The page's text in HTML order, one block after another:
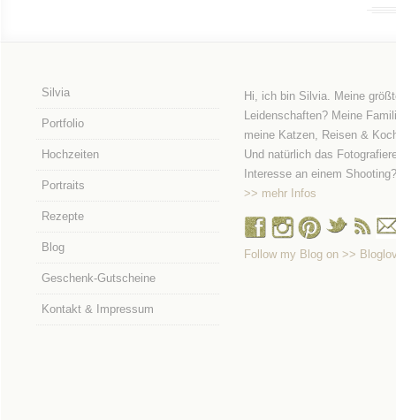
Silvia
Portfolio
Hochzeiten
Portraits
Rezepte
Blog
Geschenk-Gutscheine
Kontakt & Impressum
Hi, ich bin Silvia. Meine
Leidenschaften? Meine
meine Katzen, Reisen &
Und natürlich das
Interesse an einem Shooting?
>> mehr Infos
Follow my Blog on >>